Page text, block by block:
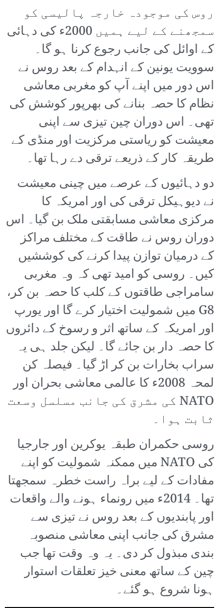
روس کی موجودہ خارجہ پالیسی کو
سمجھنے کے لیے ہمیں 2000ء کی دہائی
کے اوائل کی جانب رجوع کرنا ہو گا۔
سوویت یونین کے انہدام کے بعد روس نے
اس دور میں اپنے آپ کو مغربی معاشی
نظام کا حصہ بنانے کی بھرپور کوشش کی
تھی۔ اس دوران چین تیزی سے اپنی
معیشت کو ریاستی مرکزیت اور منڈی کے
طریقہ کار کے ذریعے ترقی دے رہا تھا۔
دو دہائیوں کے عرصے میں چینی معیشت
نے دیوہیکل ترقی کی اور امریکہ کا
مرکزی معاشی مسابقتی ملک بن گیا۔ اس
دوران روس نے طاقت کے مختلف مراکز
کے درمیان توازن پیدا کرنے کی کوششیں
کیں۔ روسی کو امید تھی کہ وہ مغربی
سامراجی طاقتوں کے کلب کا حصہ بن کر،
G8 میں شمولیت اختیار کرے گا اور یورپ
اور امریکہ کے ساتھ اثر و رسوخ کے دائروں
کا حصہ دار بن جائے گا۔ لیکن جلد ہی یہ
سراب بخارات بن کر اڑ گیا۔ فیصلہ کن
لمحہ 2008ء کا عالمی معاشی بحران اور
NATO کی مشرق کی جانب مسلسل وسعت
ثابت ہوا۔
روسی حکمران طبقہ یوکرین اور جارجیا
کی NATO میں ممکنہ شمولیت کو اپنے
مفادات کے لیے براہ راست خطرہ سمجھتا
تھا۔ 2014ء میں رونماء ہونے والے واقعات
اور پابندیوں کے بعد روس نے تیزی سے
مشرق کی جانب اپنی معاشی منصوبہ
بندی مبذول کر دی۔ یہ وہ وقت تھا جب
چین کے ساتھ معنی خیز تعلقات استوار
ہونا شروع ہو گئے۔